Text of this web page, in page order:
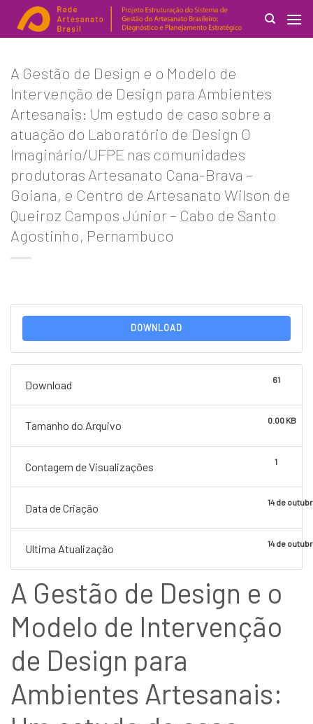
for:
A Gestão de Design e o Modelo de
Intervenção de Design para Ambientes
Artesanais: Um estudo de caso sobre a
atuação do Laboratório de Design O
Imaginário/UFPE nas comunidades
produtoras Artesanato Cana-Brava –
Goiana, e Centro de Artesanato Wilson de
Queiroz Campos Júnior – Cabo de Santo
Agostinho, Pernambuco
DOWNLOAD
Download 61
Tamanho do Arquivo 0.00 KB
Contagem de Visualizações 1
Data de Criação 14 de
Ultima Atualização 14 de
A Gestão de Design e o
Modelo de Intervenção
de Design para
Ambientes Artesanais: